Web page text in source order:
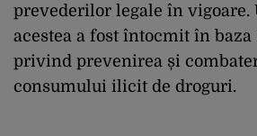
prevederilor legale în vigoare.
acestea a fost întocmit în baza
privind prevenirea și
consumului ilicit de droguri.